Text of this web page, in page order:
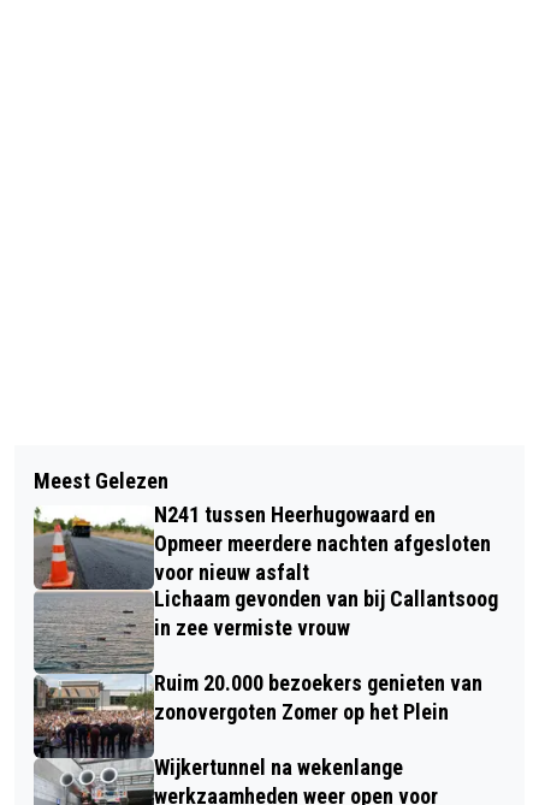
DEZE ONDERNEMERS MAKEN KANS OP
DE TITEL “BESTE ONDERNEMING VAN
NOORD-HOLLAND 2026”.
PARKEERGARAGE DE VEST WEER
OPEN NA VERBOUWING
Meest Gelezen
N241 tussen Heerhugowaard en
Opmeer meerdere nachten afgesloten
voor nieuw asfalt
Lichaam gevonden van bij Callantsoog
in zee vermiste vrouw
Ruim 20.000 bezoekers genieten van
zonovergoten Zomer op het Plein
Wijkertunnel na wekenlange
werkzaamheden weer open voor